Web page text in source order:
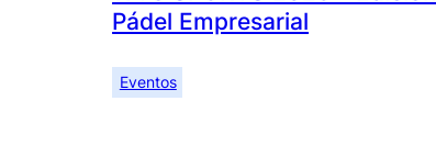
Pádel Empresarial
Eventos